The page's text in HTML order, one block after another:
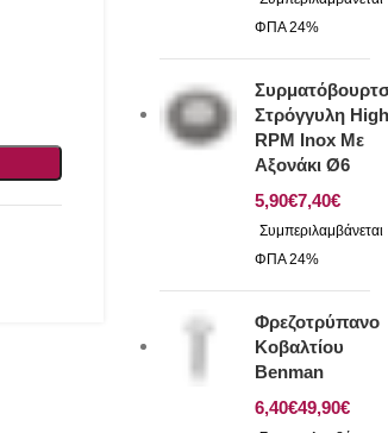
Στρόγγυλη High
RPM Inox Με
Αξονάκι Ø6
€
€
Φρεζοτρύπανο
Κοβαλτίου
Benman
€
€